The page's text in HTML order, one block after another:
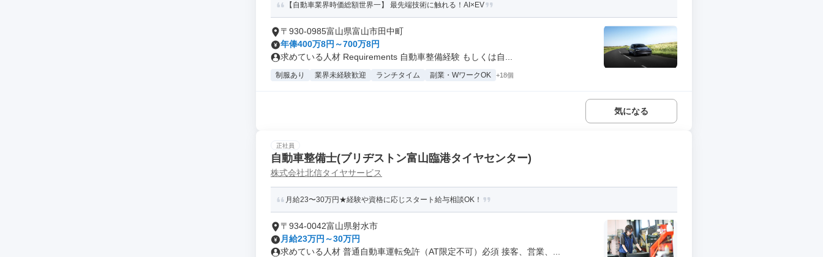
【自動車業界時価総額世界一】 最先端技術に触れる！AI×EV
〒930-0985富山県富山市田中町
年俸400万8円～700万8円
求めている人材 Requirements 自動車整備経験 もしくは自...
制服あり 業界未経験歓迎 ランチタイム 副業・WワークOK +18個
気になる
正社員
自動車整備士(ブリヂストン富山臨港タイヤセンター)
株式会社北信タイヤサービス
月給23〜30万円★経験や資格に応じスタート給与相談OK！
〒934-0042富山県射水市
月給23万円～30万円
求めている人材 普通自動車運転免許（AT限定不可）必須 接客、営業、...